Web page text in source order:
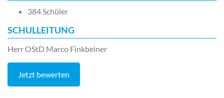
384 Schüler
SCHULLEITUNG
Herr OStD Marco Finkbeiner
Jetzt bewerten